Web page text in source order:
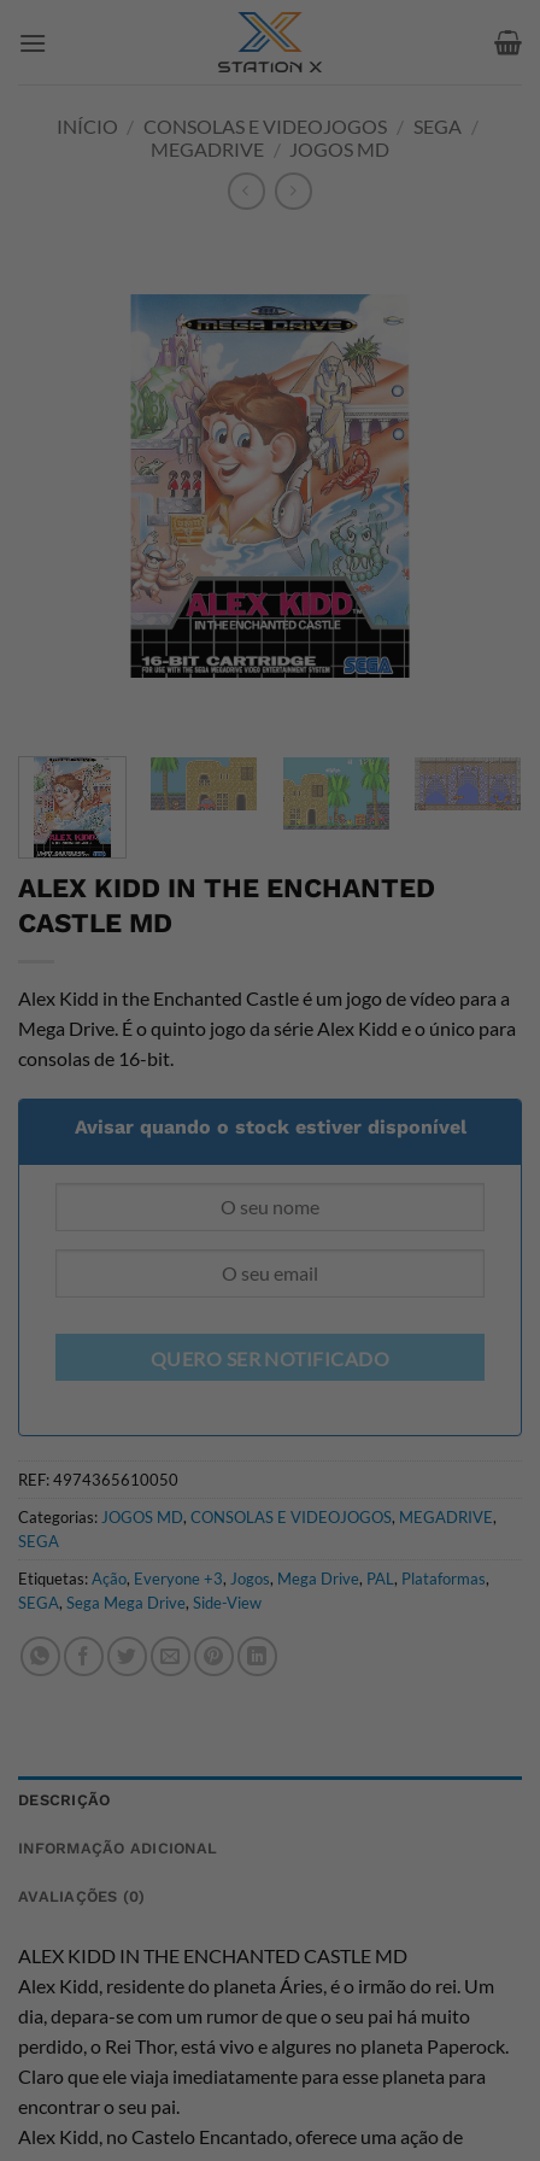
INÍCIO / CONSOLAS E VIDEOJOGOS / SEGA /
MEGADRIVE / JOGOS MD
ALEX KIDD IN THE ENCHANTED
CASTLE MD
Alex Kidd in the Enchanted Castle é um jogo de vídeo para a
Mega Drive. É o quinto jogo da série Alex Kidd e o único para
consolas de 16-bit.
Avisar quando o stock estiver disponível
QUERO SER NOTIFICADO
REF:4974365610050
Categorias:JOGOS MD, CONSOLAS E VIDEOJOGOS, MEGADRIVE,
SEGA
Etiquetas:Ação, Everyone +3, Jogos, Mega Drive, PAL, Plataformas,
SEGA, Sega Mega Drive, Side-View
DESCRIÇÃO
INFORMAÇÃO ADICIONAL
AVALIAÇÕES (0)
ALEX KIDD IN THE ENCHANTED CASTLE MD
Alex Kidd, residente do planeta Áries, é o irmão do rei. Um
dia, depara-se com um rumor de que o seu pai há muito
perdido, o Rei Thor, está vivo e algures no planeta Paperock.
Claro que ele viaja imediatamente para esse planeta para
encontrar o seu pai.
Alex Kidd, no Castelo Encantado, oferece uma ação de